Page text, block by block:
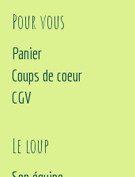
Pour vous
Panier
Coups de coeur
CGV
Le loup